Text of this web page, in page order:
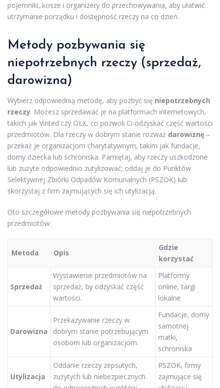
pojemniki, kosze i organizery do przechowywania, aby ułatwić
utrzymanie porządku i dostępność rzeczy na co dzień.
Metody pozbywania się
niepotrzebnych rzeczy (sprzedaż,
darowizna)
Wybierz odpowiednią metodę, aby pozbyć się niepotrzebnych
rzeczy. Możesz sprzedawać je na platformach internetowych,
takich jak Vinted czy OLX, co pozwoli Ci odzyskać część wartości
przedmiotów. Dla rzeczy w dobrym stanie rozważ darowiznę –
przekaż je organizacjom charytatywnym, takim jak fundacje,
domy dziecka lub schroniska. Pamiętaj, aby rzeczy uszkodzone
lub zużyte odpowiednio zutylizować; oddaj je do Punktów
Selektywnej Zbiórki Odpadów Komunalnych (PSZOK) lub
skorzystaj z firm zajmujących się ich utylizacją.
Oto szczegółowe metody pozbywania się niepotrzebnych
przedmiotów:
Metoda Opis
Gdzie
korzystać
Sprzedaż
Wystawienie przedmiotów na
sprzedaż, by odzyskać część
wartości.
Platformy
online, targi
lokalne
Darowizna
Przekazywanie rzeczy w
dobrym stanie potrzebującym
osobom lub organizacjom.
Fundacje, domy
samotnej
matki,
schroniska
Utylizacja
Oddanie rzeczy zepsutych,
zużytych lub niebezpiecznych
PSZOK, firmy
zajmujące się